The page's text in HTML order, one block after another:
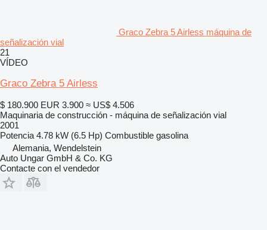
Graco Zebra 5 Airless máquina de
señalización vial
21
VÍDEO
Graco Zebra 5 Airless
$ 180.900 EUR 3.900 ≈ US$ 4.506
Maquinaria de construcción - máquina de señalización vial
2001
Potencia 4.78 kW (6.5 Hp) Combustible gasolina
Alemania, Wendelstein
Auto Ungar GmbH & Co. KG
Contacte con el vendedor